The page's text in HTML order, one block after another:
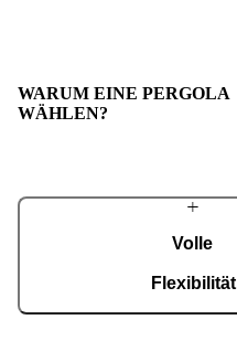
WARUM EINE PERGOLA
WÄHLEN?
Volle
Flexibilität